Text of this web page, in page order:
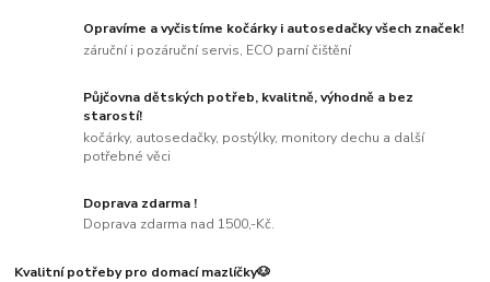
Opravíme a vyčistíme kočárky i autosedačky všech značek!
záruční i pozáruční servis, ECO parní čištění
Půjčovna dětských potřeb, kvalitně, výhodně a bez
starostí!
kočárky, autosedačky, postýlky, monitory dechu a další
potřebné věci
Doprava zdarma !
Doprava zdarma nad 1500,-Kč.
Kvalitní potřeby pro domací mazlíčky🐶